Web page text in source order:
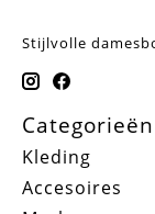
Stijlvolle
Categorieën
Kleding
Accesoires